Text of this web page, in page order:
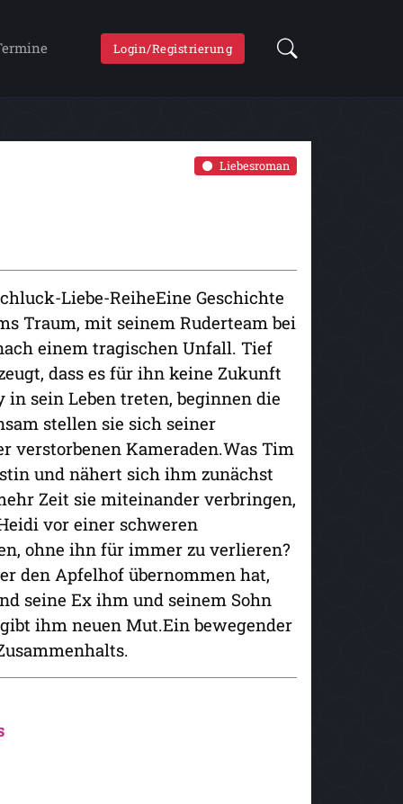
Login/Registrierung
Liebesroman
Liebe-ReiheEine Geschichte
Traum, mit seinem Ruderteam bei
einem tragischen Unfall. Tief
dass es für ihn keine Zukunft
sein Leben treten, beginnen die
stellen sie sich seiner
verstorbenen Kameraden.Was Tim
und nähert sich ihm zunächst
Zeit sie miteinander verbringen,
vor einer schweren
ohne ihn für immer zu verlieren?
den Apfelhof übernommen hat,
seine Ex ihm und seinem Sohn
ihm neuen Mut.Ein bewegender